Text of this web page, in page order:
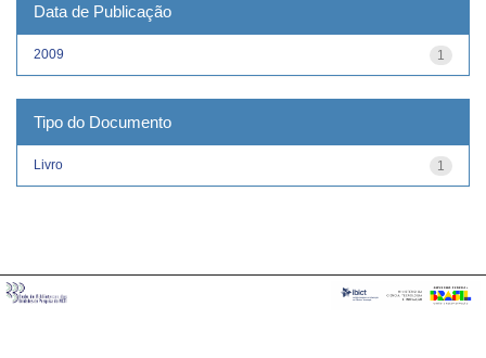
Data de Publicação
1
2009
Tipo do Documento
1
Livro